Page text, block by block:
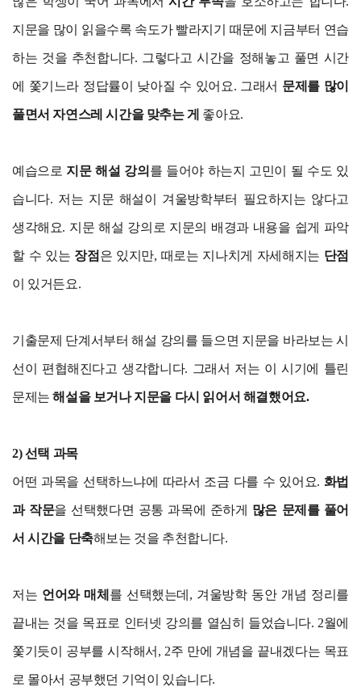
지문을 많이 읽을수록 속도가 빨라지기 때문에 지금부터 연습
하는 것을 추천합니다. 그렇다고 시간을 정해놓고 풀면 시간
에 쫓기느라 정답률이 낮아질 수 있어요. 그래서 문제를 많이
풀면서 자연스레 시간을 맞추는 게 좋아요.
예습으로 지문 해설 강의 를 들어야 하는지 고민이 될 수도 있
습니다. 저는 지문 해설이 겨울방학부터 필요하지는 않다고
생각해요. 지문 해설 강의로 지문의 배경과 내용을 쉽게 파악
할 수 있는 장점 은 있지만, 때로는 지나치게 자세해지는 단점
이 있거든요.
기출문제 단계서부터 해설 강의를 들으면 지문을 바라보는 시
선이 편협해진다고 생각합니다. 그래서 저는 이 시기에 틀린
문제는해설을 보거나 지문을 다시 읽어서 해결했어요.
2) 선택 과목
어떤 과목을 선택하느냐에 따라서 조금 다를 수 있어요. 화법
과 작문을 선택했다면 공통 과목에 준하게 많은 문제를 풀어
서 시간을 단축해보는 것을 추천합니다.
저는 언어와 매체 를 선택했는데, 겨울방학 동안 개념 정리를
끝내는 것을 목표로 인터넷 강의를 열심히 들었습니다. 2월에
쫓기듯이 공부를 시작해서, 2주 만에 개념을 끝내겠다는 목표
로 몰아서 공부했던 기억이 있습니다.